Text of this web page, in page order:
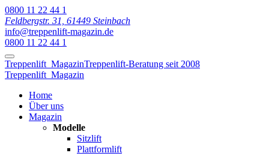
0800 11 22 44 1
Feldbergstr. 31, 61449 Steinbach
info@treppenlift-magazin.de
0800 11 22 44 1
Treppenlift MagazinTreppenlift-Beratung seit 2008
Treppenlift Magazin
Home
Über uns
Magazin
Modelle
Sitzlift
Plattformlift